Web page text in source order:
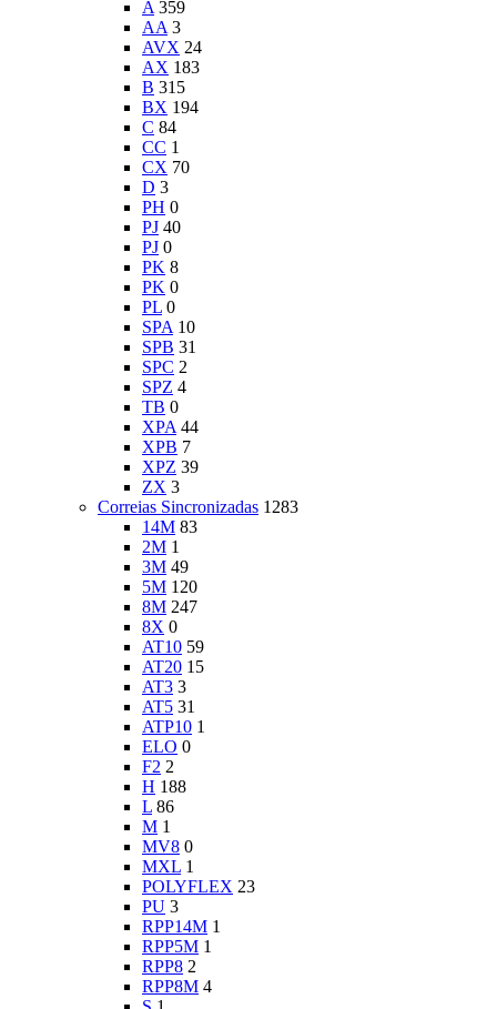
A 359
AA 3
AVX 24
AX 183
B 315
BX 194
C 84
CC 1
CX 70
D 3
PH 0
PJ 40
PJ 0
PK 8
PK 0
PL 0
SPA 10
SPB 31
SPC 2
SPZ 4
TB 0
XPA 44
XPB 7
XPZ 39
ZX 3
Correias Sincronizadas 1283
14M 83
2M 1
3M 49
5M 120
8M 247
8X 0
AT10 59
AT20 15
AT3 3
AT5 31
ATP10 1
ELO 0
F2 2
H 188
L 86
M 1
MV8 0
MXL 1
POLYFLEX 23
PU 3
RPP14M 1
RPP5M 1
RPP8 2
RPP8M 4